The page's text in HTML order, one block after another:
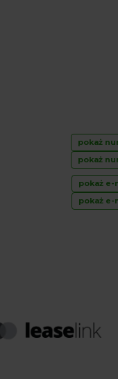
pokaż
pokaż
pokaż e-
pokaż e-